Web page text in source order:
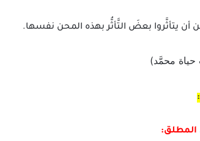
أن يتأثَّروا بعضَ التَّأثُّر بهذه المحن نفسها.
حياة محمَّد)
المطلق: